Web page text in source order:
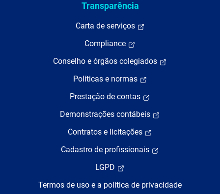
Transparência
Carta de serviços
Compliance
Conselho e órgãos colegiados
Políticas e normas
Prestação de contas
Demonstrações contábeis
Contratos e licitações
Cadastro de profissionais
LGPD
Termos de uso e a política de privacidade